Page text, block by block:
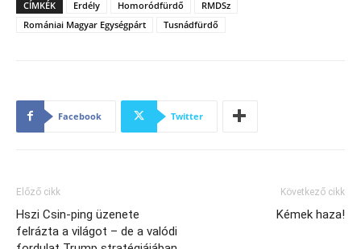
CÍMKÉK Erdély Homoródfürdő
RMDSz
Romániai Magyar Egységpárt
Tusnádfürdő
Facebook Twitter
Előző cikk
Hszi Csin-ping üzenete
felrázta a világot – de a valódi
Következő cikk
Kémek haza!